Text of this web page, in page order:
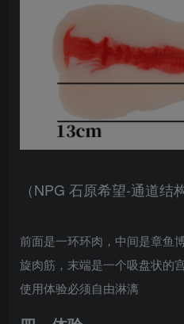
（NPG 石原希望-通道结
前面是一环环肉，中间是章鱼
旋肉筋，末端是一个吸盘状的
使用体验必须自由淋漓